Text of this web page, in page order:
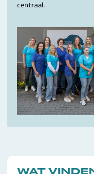
centraal.
WAT